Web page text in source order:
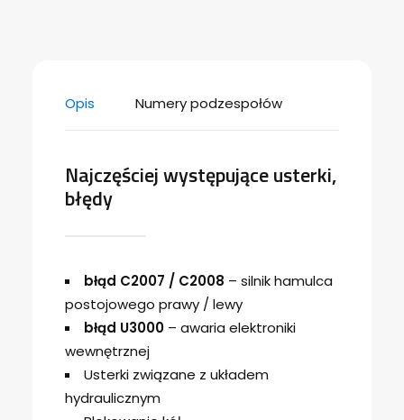
Opis Numery podzespołów
Najczęściej występujące usterki,
błędy
błąd C2007 / C2008 – silnik hamulca
postojowego prawy / lewy
błąd U3000 – awaria elektroniki
wewnętrznej
Usterki związane z układem
hydraulicznym